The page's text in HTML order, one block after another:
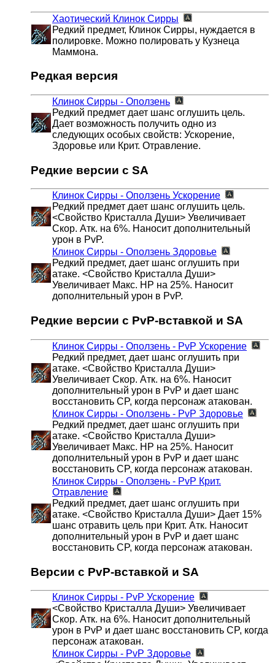
Хаотический Клинок Сирры
Редкий предмет, Клинок Сирры, нуждается в
полировке. Можно полировать у Кузнеца
Маммона.
Редкая версия
Клинок Сирры - Оползень
Редкий предмет дает шанс оглушить цель.
Дает возможность получить одно из
следующих особых свойств: Ускорение,
Здоровье или Крит. Отравление.
Редкие версии с SA
Клинок Сирры - Оползень Ускорение
Редкий предмет дает шанс оглушить цель.
<Свойство Кристалла Души> Увеличивает
Скор. Атк. на 6%. Наносит дополнительный
урон в PvP.
Клинок Сирры - Оползень Здоровье
Редкий предмет, дает шанс оглушить при
атаке. <Свойство Кристалла Души>
Увеличивает Макс. HP на 25%. Наносит
дополнительный урон в PvP.
Редкие версии с PvP-вставкой и SA
Клинок Сирры - Оползень - PvP Ускорение
Редкий предмет, дает шанс оглушить при
атаке. <Свойство Кристалла Души>
Увеличивает Скор. Атк. на 6%. Наносит
дополнительный урон в PvP и дает шанс
восстановить CP, когда персонаж атакован.
Клинок Сирры - Оползень - PvP Здоровье
Редкий предмет, дает шанс оглушить при
атаке. <Свойство Кристалла Души>
Увеличивает Макс. HP на 25%. Наносит
дополнительный урон в PvP и дает шанс
восстановить CP, когда персонаж атакован.
Клинок Сирры - Оползень - PvP Крит.
Отравление
Редкий предмет, дает шанс оглушить при
атаке. <Свойство Кристалла Души> Дает 15%
шанс отравить цель при Крит. Атк. Наносит
дополнительный урон в PvP и дает шанс
восстановить CP, когда персонаж атакован.
Версии с PvP-вставкой и SA
Клинок Сирры - PvP Ускорение
<Свойство Кристалла Души> Увеличивает
Скор. Атк. на 6%. Наносит дополнительный
урон в PvP и дает шанс восстановить CP, когда
персонаж атакован.
Клинок Сирры - PvP Здоровье